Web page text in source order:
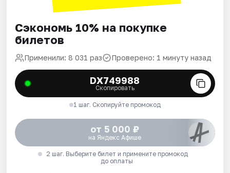
Сэкономь 10% на покупке
билетов
Применили: 8 031 раз Проверено: 1 минуту назад
DX749988
Скопировать
1 шаг. Скопируйте промокод
от 5 000 ₽
на Яндекс Афише
2 шаг. Выберите билет и примените промокод
до оплаты